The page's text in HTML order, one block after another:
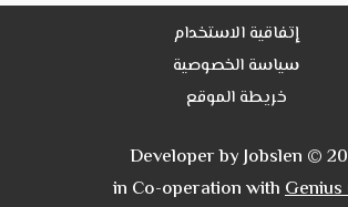
إتفاقية الاستخدام
سياسة الخصوصية
خريطة الموقع
Developer by Jobslen ©
in Co-operation withGenius